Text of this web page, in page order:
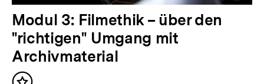
N
ä
c
h
Modul 3: Filmethik – über den
"richtigen" Umgang mit
Archivmaterial